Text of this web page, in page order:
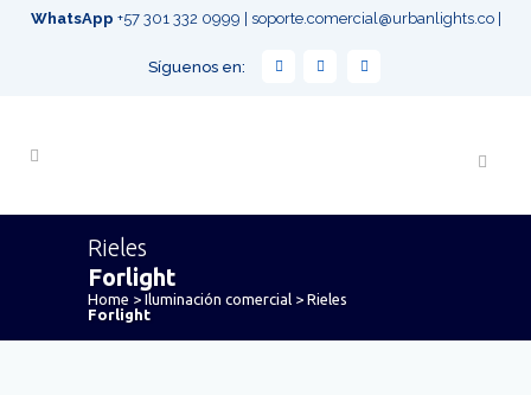
WhatsApp +57 301 332 0999 soporte.comercial@urbanlights.co|
Síguenos en:
Rieles
Forlight
Home > Iluminación comercial > Rieles
Forlight